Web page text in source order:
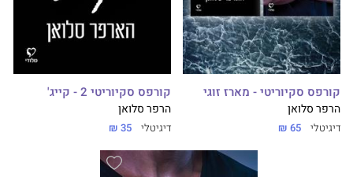
קורפס סקיוריטי - מארז זוגי
הרפר סלואן
דיגיטלי 65 ₪
קורפס סקיוריטי 2 - קייג'
הרפר סלואן
דיגיטלי 35 ₪